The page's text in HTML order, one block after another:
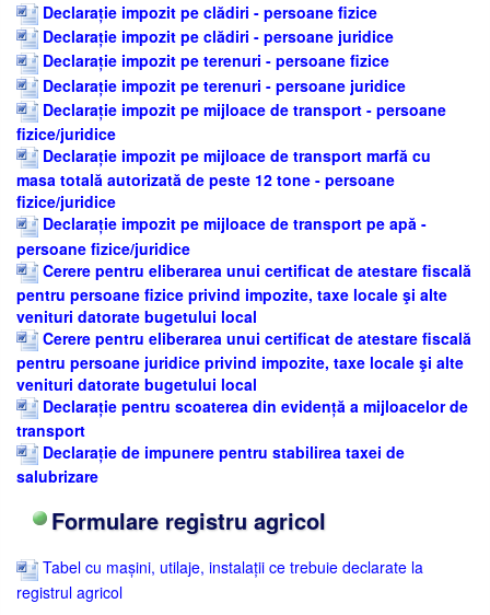
Declarație impozit pe clădiri - persoane fizice
Declarație impozit pe clădiri - persoane juridice
Declarație impozit pe terenuri - persoane fizice
Declarație impozit pe terenuri - persoane juridice
Declarație impozit pe mijloace de transport - persoane
fizice/juridice
Declarație impozit pe mijloace de transport marfă cu
masa totală autorizată de peste 12 tone - persoane
fizice/juridice
Declarație impozit pe mijloace de transport pe apă -
persoane fizice/juridice
Cerere pentru eliberarea unui certificat de atestare fiscală
pentru persoane fizice privind impozite, taxe locale şi alte
venituri datorate bugetului local
Cerere pentru eliberarea unui certificat de atestare fiscală
pentru persoane juridice privind impozite, taxe locale şi alte
venituri datorate bugetului local
Declarație pentru scoaterea din evidență a mijloacelor de
transport
Declarație de impunere pentru stabilirea taxei de
salubrizare
Formulare registru agricol
Tabel cu mașini, utilaje, instalații ce trebuie declarate la
registrul agricol